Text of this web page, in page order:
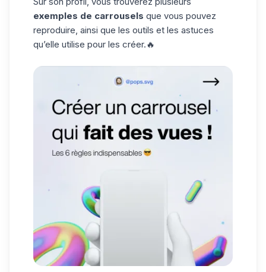
exemples de carrousels que vous pouvez
reproduire, ainsi que les outils et les astuces
qu’elle utilise pour les créer.🔥